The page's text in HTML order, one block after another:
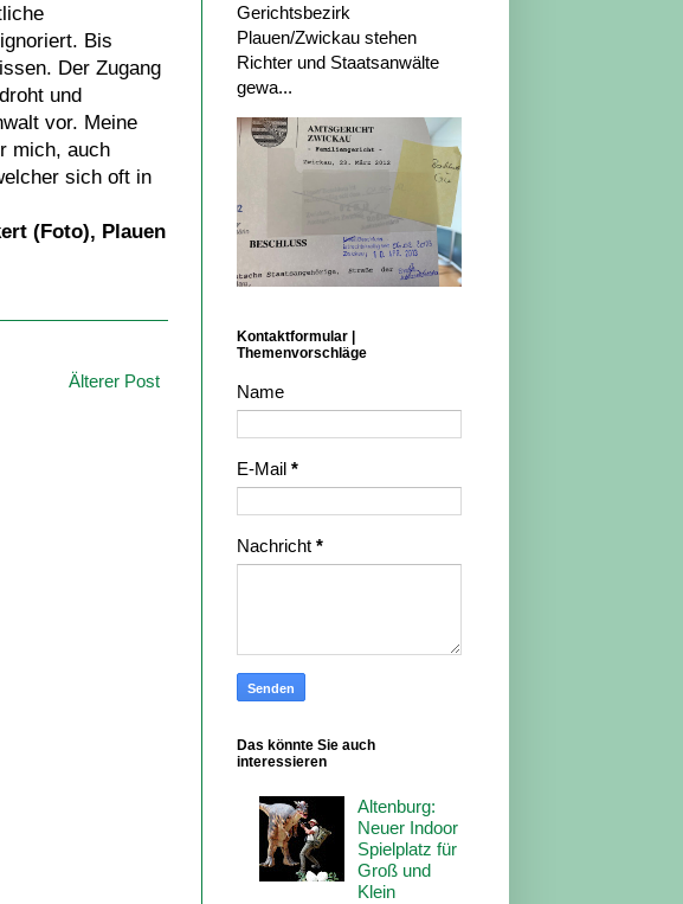
Bis
Der Zugang
und
vor. Meine
mich, auch
sich oft in
(Foto), Plauen
Älterer Post
Gerichtsbezirk
Plauen/Zwickau stehen
Richter und Staatsanwälte
gewa...
Kontaktformular |
Themenvorschläge
Name
E-Mail *
Nachricht *
Das könnte Sie auch
interessieren
Altenburg:
Neuer Indoor
Spielplatz für
Groß und
Klein